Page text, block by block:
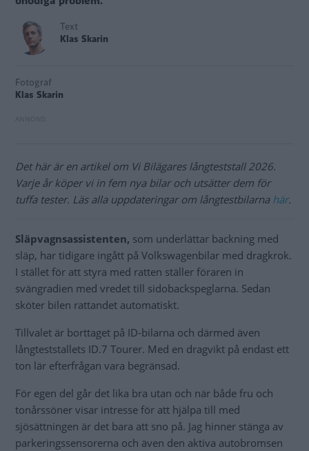
Text
Klas Skarin
Fotograf
Klas Skarin
Det här är en artikel om Vi Bilägares långteststall 2026.
Varje år köper vi in fem nya bilar och utsätter dem för
tuffa tester. Läs alla uppdateringar om långtestbilarna här.
Släpvagnsassistenten, som underlättar backning med
släp, har tidigare ingått på Volkswagenbilar med dragkrok.
I stället för att styra med ratten ställer föraren in
svängradien med vredet till sidobackspeglarna. Sedan
sköter bilen rattandet automatiskt.
Tillvalet är borttaget på ID-bilarna och därmed även
långteststallets ID.7 Tourer. Med en dragvikt på endast ett
ton lär efterfrågan vara begränsad.
För egen del går det lika bra utan och när både fru och
tonårssöner visar intresse för att hjälpa till med
sjösättningen är det bara att sno på. Jag hinner stänga av
parkeringssensorerna och även den aktiva autobromsen